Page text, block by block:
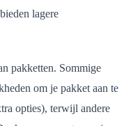
lagere
pakketten. Sommige
om je pakket aan te
opties), terwijl andere